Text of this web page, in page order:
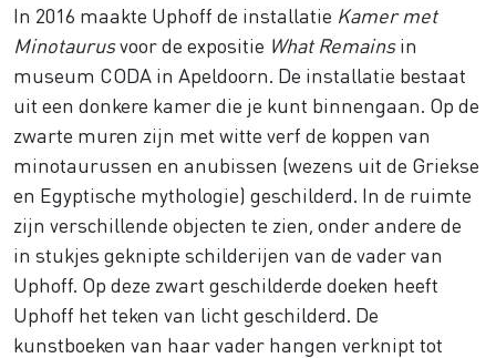
In 2016 maakte Uphoff de installatie Kamer met
Minotaurusvoor de expositie What Remainsin
museum CODA in Apeldoorn. De installatie bestaat
uit een donkere kamer die je kunt binnengaan. Op de
zwarte muren zijn met witte verf de koppen van
minotaurussen en anubissen (wezens uit de Griekse
en Egyptische mythologie) geschilderd. In de ruimte
zijn verschillende objecten te zien, onder andere de
in stukjes geknipte schilderijen van de vader van
Uphoff. Op deze zwart geschilderde doeken heeft
Uphoff het teken van licht geschilderd. De
kunstboeken van haar vader hangen verknipt tot